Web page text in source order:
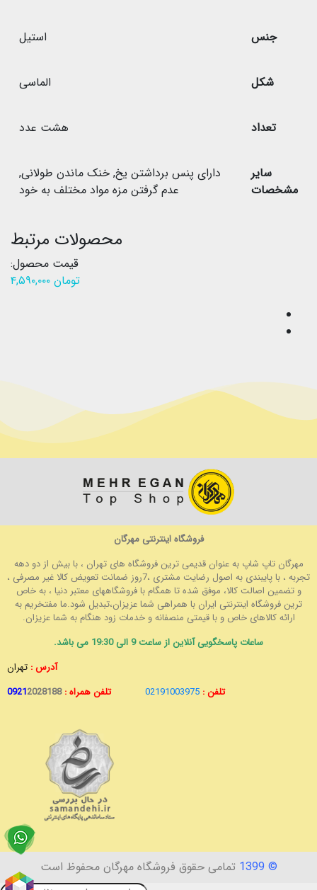
جنس استیل
شکل الماسی
تعداد هشت عدد
سایر
مشخصات
دارای پنس برداشتن یخ, خنک ماندن طولانی,
عدم گرفتن مزه مواد مختلف به خود
محصولات مرتبط
قیمت محصول:
تومان
فروشگاه اینترنتی مهرگان
مهرگان تاپ شاپ به عنوان قدیمی ترین فروشگاه های تهران ، با بیش از دو دهه
تجربه ، با پایبندی به اصول رضایت مشتری ،7روز ضمانت تعویض کالا غیر مصرفی ،
و تضمین اصالت کالا، موفق شده تا همگام با فروشگاههای معتبر دنیا ، به خاص
ترین فروشگاه اینترنتی ایران با همراهی شما عزیزان،تبدیل شود.ما مفتخریم به
ارائه کالاهای خاص و با قیمتی منصفانه و خدمات زود هنگام به شما عزیزان.
ساعات پاسخگویی آنلاین از ساعت 9 الی 19:30 می باشد.
آدرس : تهران
تلفن : 02191003975 تلفن همراه : 09212028188
© 1399 تمامی حقوق فروشگاه مهرگان محفوظ است